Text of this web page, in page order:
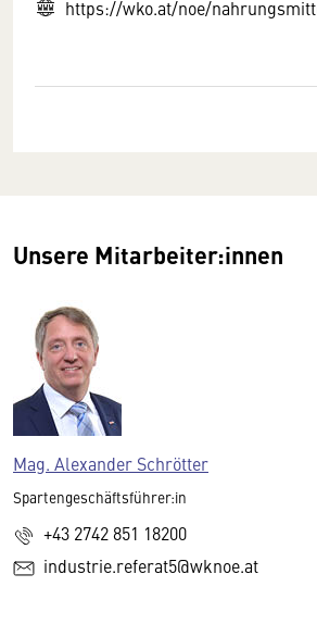
https://wko.at/noe/
Unsere Mitarbeiter:innen
Mag. Alexander Schrötter
Spartengeschäftsführer:in
+43 2742 851 18200
industrie.referat5@wknoe.at